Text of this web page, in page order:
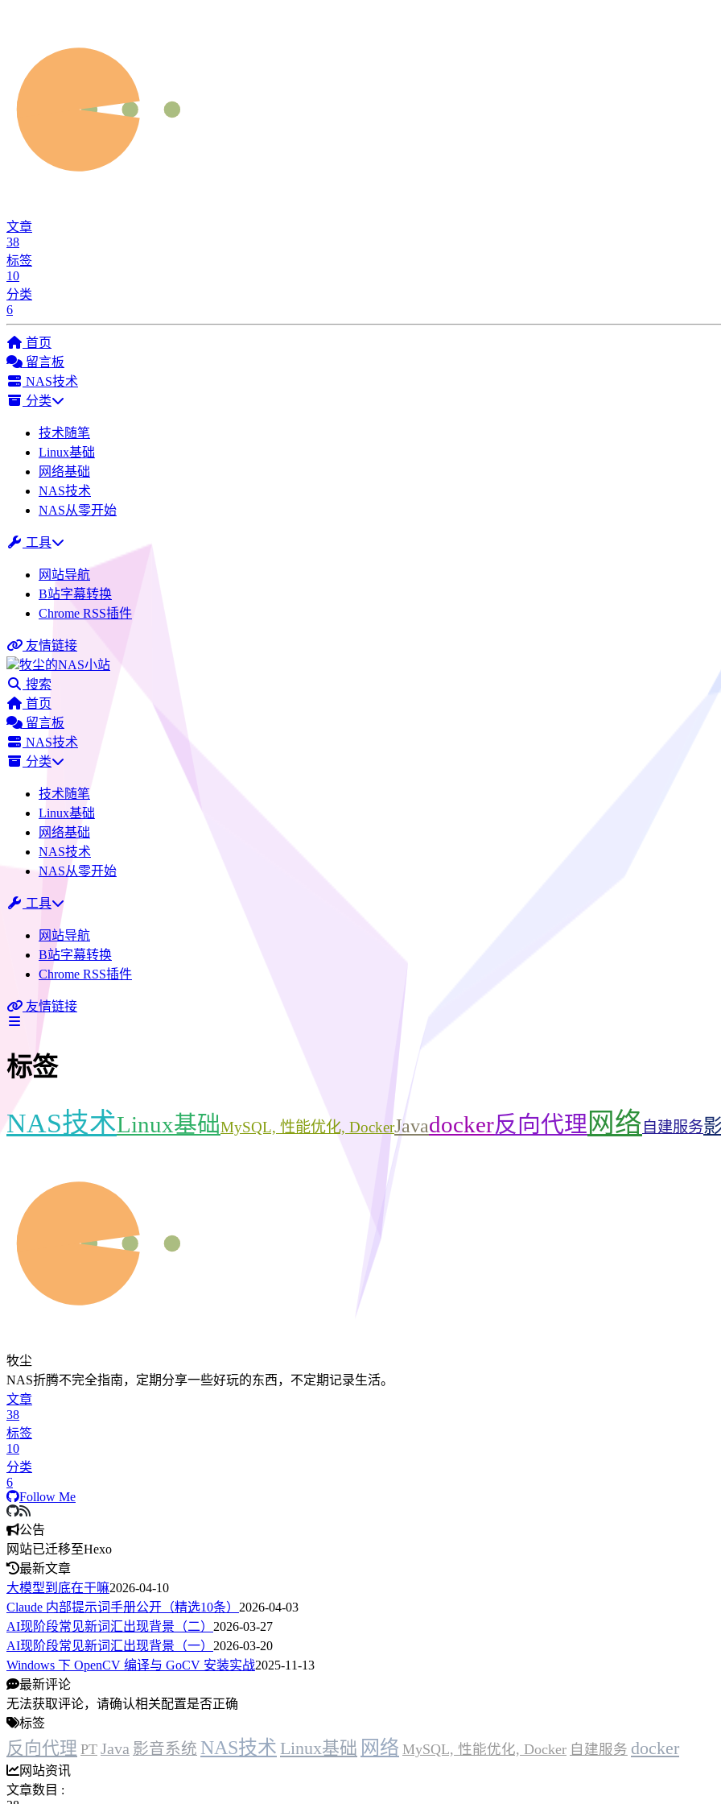
文章
38
标签
10
分类
6
首页
留言板
NAS技术
分类
技术随笔
Linux基础
网络基础
NAS技术
NAS从零开始
工具
网站导航
B站字幕转换
Chrome RSS插件
友情链接
牧尘的NAS小站
搜索
首页
留言板
NAS技术
分类
技术随笔
Linux基础
网络基础
NAS技术
NAS从零开始
工具
网站导航
B站字幕转换
Chrome RSS插件
友情链接
标签
NAS技术Linux基础MySQL, 性能优化, DockerJavadocker反向代理 网络 自建服务
牧尘
NAS折腾不完全指南，定期分享一些好玩的东西，不定期记录生活。
文章
38
标签
10
分类
6
Follow Me
公告
网站已迁移至Hexo
最新文章
大模型到底在干嘛2026-04-10
Claude 内部提示词手册公开（精选10条） 2026-04-03
AI现阶段常见新词汇出现背景（二） 2026-03-27
AI现阶段常见新词汇出现背景（一） 2026-03-20
Windows 下 OpenCV 编译与 GoCV 安装实战2025-11-13
最新评论
无法获取评论，请确认相关配置是否正确
标签
反向代理 PT Java 影音系统 NAS技术 Linux基础 网络 MySQL, 性能优化, Docker 自建服务 docker
网站资讯
文章数目 :